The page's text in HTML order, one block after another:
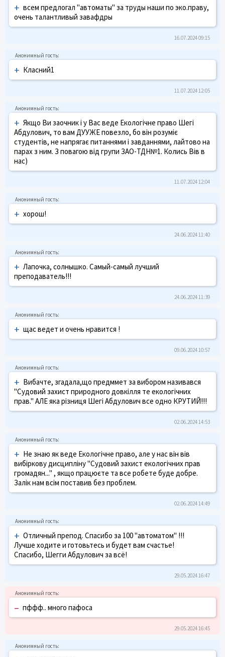
+ всем предлогал "автоматы" за труды наши по эко.праву,
очень талантливый завафдры
16.07.2024 09:15
+ Класний1
11.07.2024 12:05
+ Якщо Ви заочник і у Вас веде Екологічне право Шегі
Абдулович, то вам ДУУЖЕ повезло, бо він розуміє
студентів, не напрягає питаннями і завданнями, лайтово на
парах з ним. З повагою від групи ЗАО-ТДН№1. Колись Вів в
нас)
11.07.2024 12:04
+ хорош!
24.06.2024 11:40
+ Лапочка, солнышко. Самый-самый лучший
преподаватель!!!
24.06.2024 11:39
+ щас ведет и очень нравится !
09.06.2024 10:57
+ Вибачте, згадала,що предммет за вибором називався
"Судовий захист природного довкілля те екологічних
прав." АЛЕ яка різниця Шегі Абдулович все одно КРУТИЙ!!!
02.06.2024 14:53
+ Не знаю як веде Екологічне право, але у нас він вів
вибіркову дисципліну "Судовий захист екологічних прав
громадян..." , якщо працюєте та все робете буде добре.
Залік нам всім поставив без проблем.
02.06.2024 14:49
+ Отличный препод. Спасибо за 100 "автоматом" !!!
Лучше ходите и готовьтесь и будет вам счастье!
Спасибо, Шегги Абдулович за всё!
29.05.2024 16:47
– пффф.. много пафоса
29.05.2024 16:45